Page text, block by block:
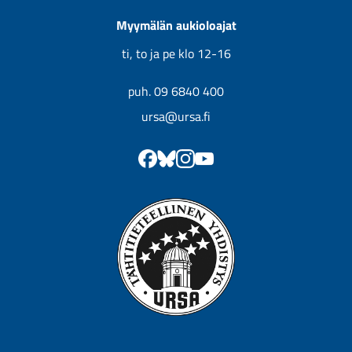
Myymälän aukioloajat
ti, to ja pe klo 12-16
puh. 09 6840 400
ursa@ursa.fi